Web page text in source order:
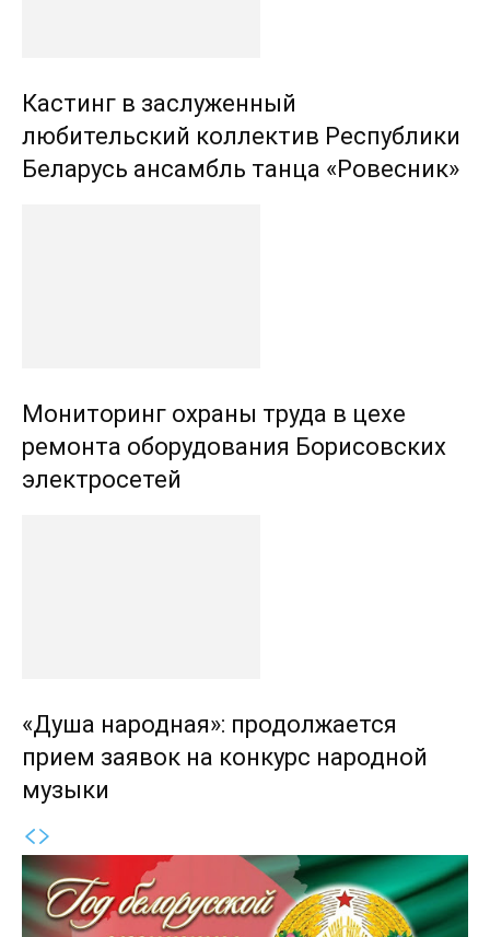
Кастинг в заслуженный
любительский коллектив Республики
Беларусь ансамбль танца «Ровесник»
Мониторинг охраны труда в цехе
ремонта оборудования Борисовских
электросетей
«Душа народная»: продолжается
прием заявок на конкурс народной
музыки